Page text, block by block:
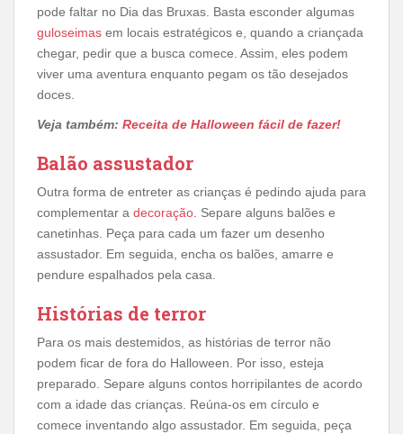
pode faltar no Dia das Bruxas. Basta esconder algumas
guloseimas em locais estratégicos e, quando a criançada
chegar, pedir que a busca comece. Assim, eles podem
viver uma aventura enquanto pegam os tão desejados
doces.
Veja também: Receita de Halloween fácil de fazer!
Balão assustador
Outra forma de entreter as crianças é pedindo ajuda para
complementar a decoração. Separe alguns balões e
canetinhas. Peça para cada um fazer um desenho
assustador. Em seguida, encha os balões, amarre e
pendure espalhados pela casa.
Histórias de terror
Para os mais destemidos, as histórias de terror não
podem ficar de fora do Halloween. Por isso, esteja
preparado. Separe alguns contos horripilantes de acordo
com a idade das crianças. Reúna-os em círculo e
comece inventando algo assustador. Em seguida, peça